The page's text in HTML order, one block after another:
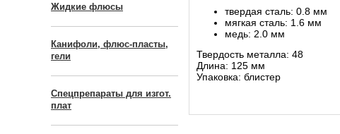
Жидкие флюсы
Канифоли, флюс-пласты,
гели
Спецпрепараты для изгот.
плат
твердая сталь: 0.8 мм
мягкая сталь: 1.6 мм
медь: 2.0 мм
Твердость металла: 48
Длина: 125 мм
Упаковка: блистер